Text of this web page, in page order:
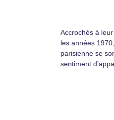
Accrochés à
les années
parisienne se
sentiment